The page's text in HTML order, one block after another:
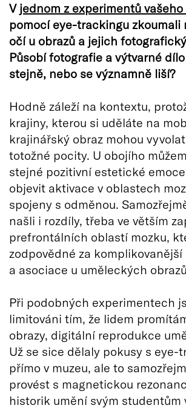
V jednom z experimentů
pomocí eye-trackingu zkoumali
očí u obrazů a jejich
Působí fotografie a výtvarné
stejně, nebo se významně liší?
Hodně záleží na kontextu,
krajiny, kterou si uděláte na
krajinářský obraz mohou
totožné pocity. U obojího
stejné pozitivní estetické
objevit aktivace v oblastech
spojeny s odměnou.
našli i rozdíly, třeba ve větším
prefrontálních oblastí mozku,
zodpovědné za
a asociace u uměleckých
Při podobných experimentech
limitováni tím, že lidem
obrazy, digitální reprodukce
Už se sice dělaly pokusy s eye-
přímo v muzeu, ale to
provést s magnetickou
historik umění svým studentům